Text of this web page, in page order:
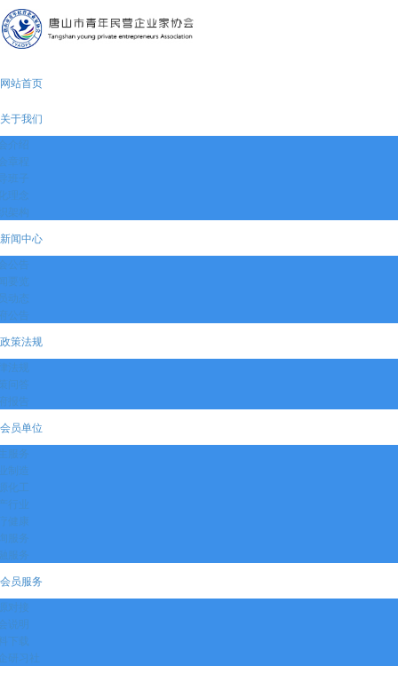
网站首页
关于我们
介绍
章程
班子
理念
架构
新闻中心
公告
要览
动态
公告
政策法规
法规
问答
报告
会员单位
服务
制造
化工
行业
健康
服务
服务
会员服务
对接
说明
下载
研习社